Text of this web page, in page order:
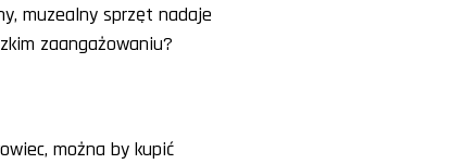
muzealny sprzęt nadaje
zaangażowaniu?
można by kupić